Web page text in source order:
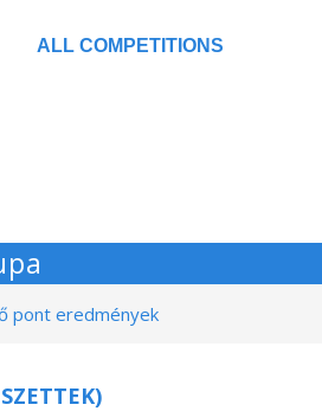
ALL COMPETITIONS
pont eredmények